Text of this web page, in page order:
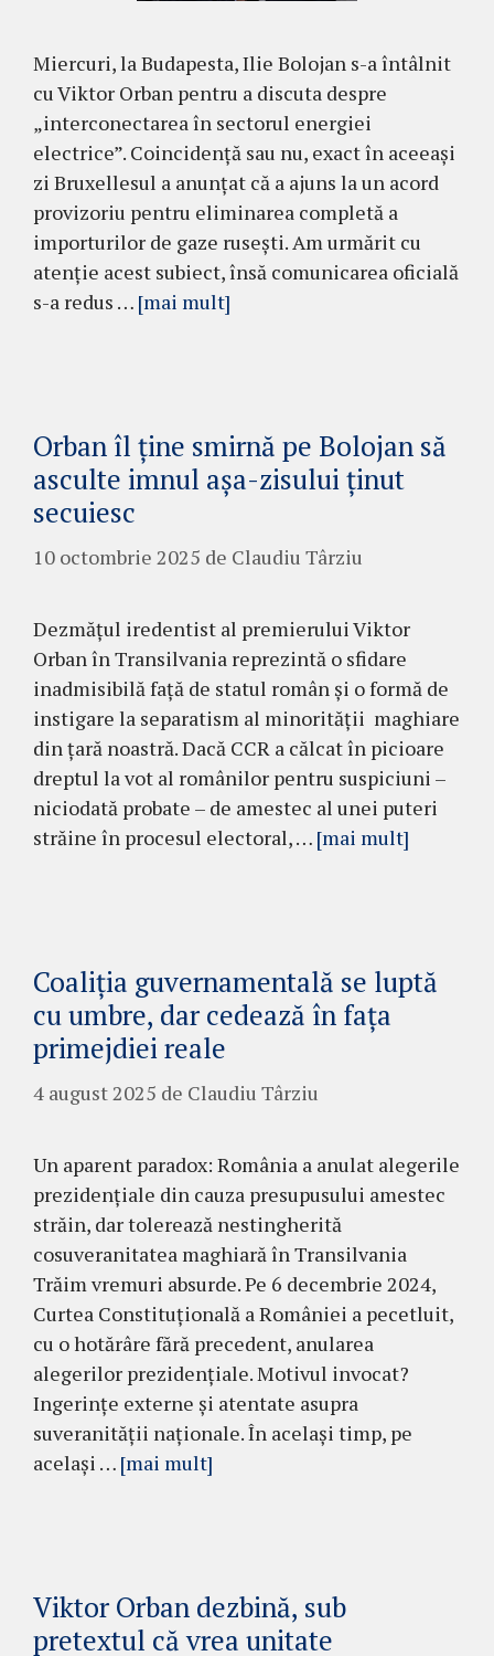
Miercuri, la Budapesta, Ilie Bolojan s-a întâlnit
cu Viktor Orban pentru a discuta despre
„interconectarea în sectorul energiei
electrice”. Coincidență sau nu, exact în aceeași
zi Bruxellesul a anunțat că a ajuns la un acord
provizoriu pentru eliminarea completă a
importurilor de gaze rusești. Am urmărit cu
atenție acest subiect, însă comunicarea oficială
s-a redus … [mai mult]
Orban îl ține smirnă pe Bolojan să
asculte imnul așa-zisului ținut
secuiesc
10 octombrie 2025 de Claudiu Târziu
Dezmățul iredentist al premierului Viktor
Orban în Transilvania reprezintă o sfidare
inadmisibilă față de statul român și o formă de
instigare la separatism al minorității maghiare
din țară noastră. Dacă CCR a călcat în picioare
dreptul la vot al românilor pentru suspiciuni –
niciodată probate – de amestec al unei puteri
străine în procesul electoral, … [mai mult]
Coaliția guvernamentală se luptă
cu umbre, dar cedează în fața
primejdiei reale
4 august 2025 de Claudiu Târziu
Un aparent paradox: România a anulat alegerile
prezidențiale din cauza presupusului amestec
străin, dar tolerează nestingherită
cosuveranitatea maghiară în Transilvania
Trăim vremuri absurde. Pe 6 decembrie 2024,
Curtea Constituțională a României a pecetluit,
cu o hotărâre fără precedent, anularea
alegerilor prezidențiale. Motivul invocat?
Ingerințe externe și atentate asupra
suveranității naționale. În același timp, pe
același … [mai mult]
Viktor Orban dezbină, sub
pretextul că vrea unitate